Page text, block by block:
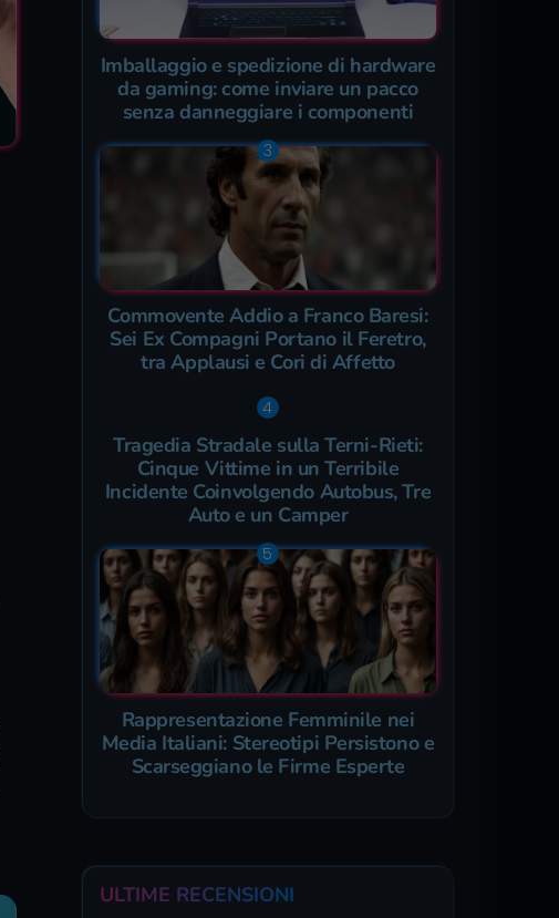
Imballaggio e spedizione di hardware
da gaming: come inviare un pacco
senza danneggiare i componenti
Commovente Addio a Franco Baresi:
Sei Ex Compagni Portano il Feretro,
tra Applausi e Cori di Affetto
Tragedia Stradale sulla Terni-Rieti:
Cinque Vittime in un Terribile
Incidente Coinvolgendo Autobus, Tre
Auto e un Camper
Rappresentazione Femminile nei
Media Italiani: Stereotipi Persistono e
Scarseggiano le Firme Esperte
ULTIME RECENSIONI